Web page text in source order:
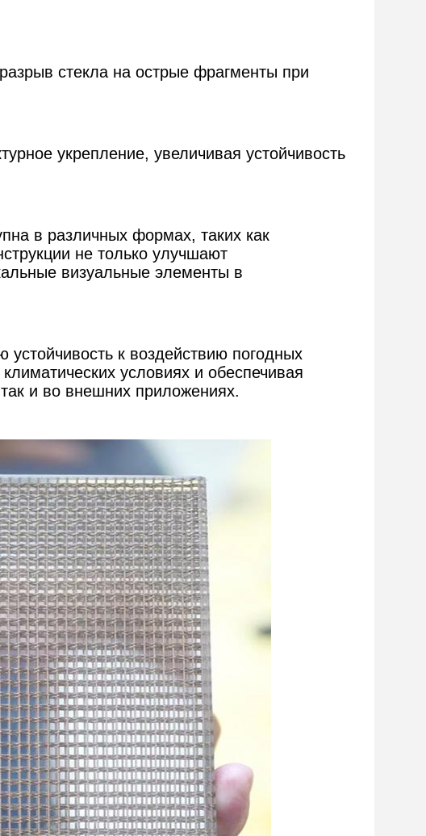
стекла на острые фрагменты при
укрепление, увеличивая устойчивость
в различных формах, таких как
не только улучшают
визуальные элементы в
к воздействию погодных
условиях и обеспечивая
и во внешних приложениях.